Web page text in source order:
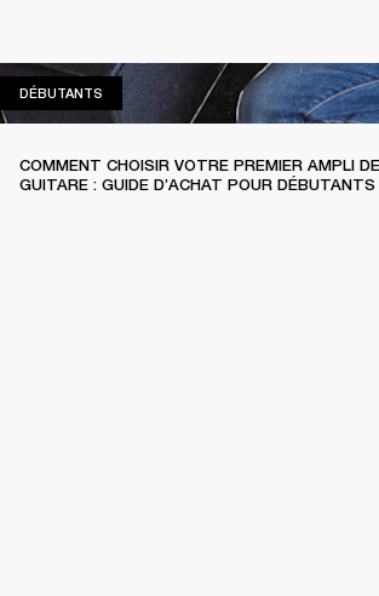
DÉBUTANTS DÉBUTANTS
COMMENT CHOISIR VOTRE PREMIER AMPLI DE
GUITARE : GUIDE D’ACHAT POUR DÉBUTANTS